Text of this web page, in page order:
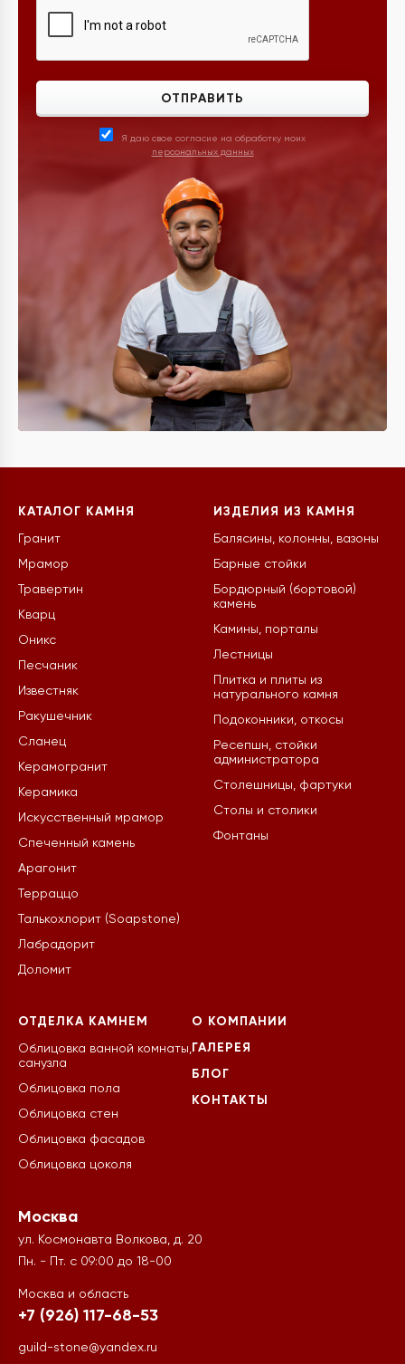
ОТПРАВИТЬ
Я даю свое согласие на обработку моих
персональных данных
КАТАЛОГ КАМНЯ
Гранит
Мрамор
Травертин
Кварц
Оникс
Песчаник
Известняк
Ракушечник
Сланец
Керамогранит
Керамика
Искусственный мрамор
Спеченный камень
Арагонит
Терраццо
Талькохлорит (Soapstone)
Лабрадорит
Доломит
ИЗДЕЛИЯ ИЗ КАМНЯ
Балясины, колонны, вазоны
Барные стойки
Бордюрный (бортовой)
камень
Камины, порталы
Лестницы
Плитка и плиты из
натурального камня
Подоконники, откосы
Ресепшн, стойки
администратора
Столешницы, фартуки
Столы и столики
Фонтаны
ОТДЕЛКА КАМНЕМ
Облицовка ванной комнаты,
санузла
Облицовка пола
Облицовка стен
Облицовка фасадов
Облицовка цоколя
О КОМПАНИИ
ГАЛЕРЕЯ
БЛОГ
КОНТАКТЫ
Москва
ул. Космонавта Волкова, д. 20
Пн. - Пт. с 09:00 до 18-00
Москва и область
+7 (926) 117-68-53
guild-stone@yandex.ru